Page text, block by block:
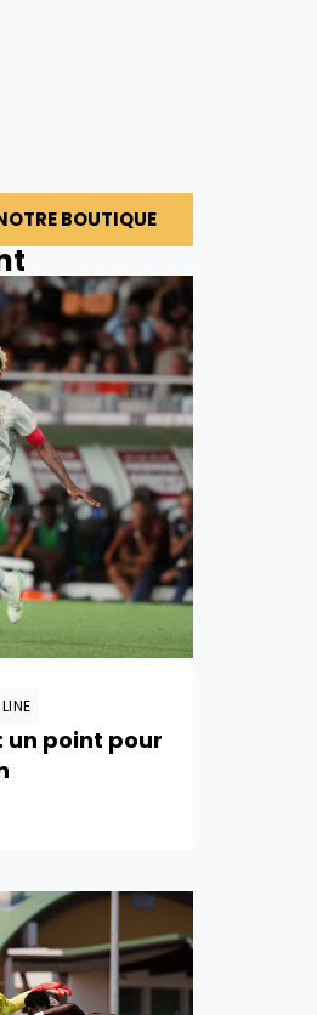
BOUTIQUE
un point pour